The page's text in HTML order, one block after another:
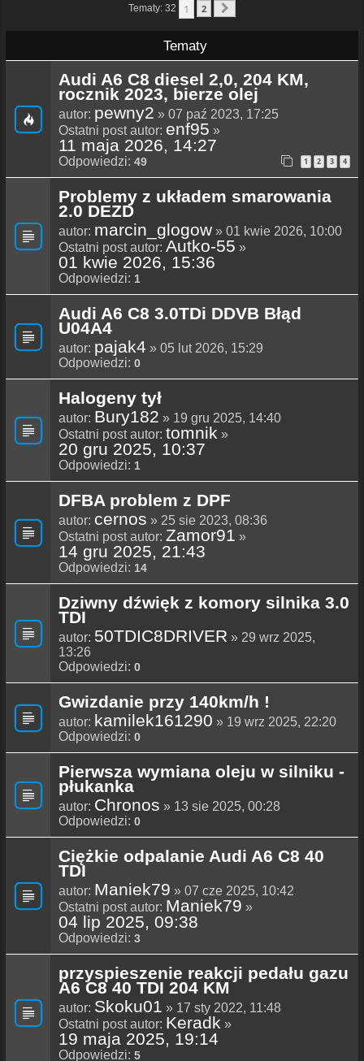
Tematy: 32 1 2
Tematy
Audi A6 C8 diesel 2,0, 204 KM,
rocznik 2023, bierze olej
autor: pewny2 » 07 paź 2023, 17:25
Ostatni post autor: enf95 »
11 maja 2026, 14:27
Odpowiedzi: 49 1 2 3 4
Problemy z układem smarowania
2.0 DEZD
autor: marcin_glogow » 01 kwie 2026, 10:00
Ostatni post autor: Autko-55 »
01 kwie 2026, 15:36
Odpowiedzi: 1
Audi A6 C8 3.0TDi DDVB Błąd
U04A4
autor: pajak4 » 05 lut 2026, 15:29
Odpowiedzi: 0
Halogeny tył
autor: Bury182 » 19 gru 2025, 14:40
Ostatni post autor: tomnik »
20 gru 2025, 10:37
Odpowiedzi: 1
DFBA problem z DPF
autor: cernos » 25 sie 2023, 08:36
Ostatni post autor: Zamor91 »
14 gru 2025, 21:43
Odpowiedzi: 14
Dziwny dźwięk z komory silnika 3.0
TDI
autor: 50TDIC8DRIVER » 29 wrz 2025,
13:26
Odpowiedzi: 0
Gwizdanie przy 140km/h !
autor: kamilek161290 » 19 wrz 2025, 22:20
Odpowiedzi: 0
Pierwsza wymiana oleju w silniku -
płukanka
autor: Chronos » 13 sie 2025, 00:28
Odpowiedzi: 0
Ciężkie odpalanie Audi A6 C8 40
TDI
autor: Maniek79 » 07 cze 2025, 10:42
Ostatni post autor: Maniek79 »
04 lip 2025, 09:38
Odpowiedzi: 3
przyspieszenie reakcji pedału gazu
A6 C8 40 TDI 204 KM
autor: Skoku01 » 17 sty 2022, 11:48
Ostatni post autor: Keradk »
19 maja 2025, 19:14
Odpowiedzi: 5